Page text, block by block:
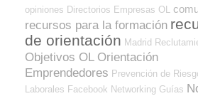
opiniones Directorios Empresas OL
recursos para la formación
de orientación Madrid
Objetivos OL Orientación
Emprendedores Prevención de
Laborales Facebook Networking Guías